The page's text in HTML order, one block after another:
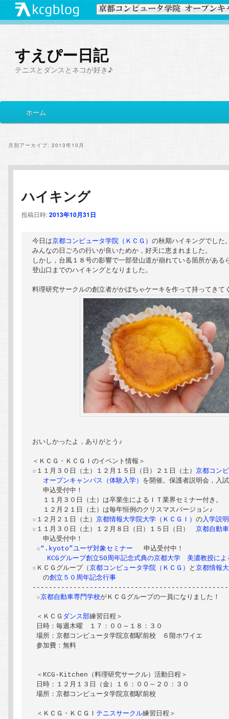
すえぴー日記
テニスとダンスとネコが好き♪
イ
メ
ン
ン
テ
ン
ツ
サ
コ
テ
ン
ツ
へ
ホーム
月別アーカイブ:2013年10月
ハイキング
投稿日時:2013年10月31日
今日は京都コンピュータ学院（ＫＣＧ）の秋期ハイキングでした
みんなの日ごろの行いが良いためか，好天に恵まれました。
しかし，台風１８号の影響で一部登山道が崩れている箇所がある
登山口までのハイキングとなりました。
おいしかったよ，ありがとう♪
＜ＫＣＧ・ＫＣＧＩのイベント情報＞
☆１１月３０日（土）１２月１５日（日）２１日（土）京都コン
オープンキャンパス（体験入学） を開催。保護者説明会，入
申込受付中！
１１月３０日（土）は卒業生によるＩＴ業界セミナー付き。
１２月２１日（土）は毎年恒例のクリスマスバージョン♪
☆１２月２１日（土）京都情報大学院大学（ＫＣＧＩ）の入学説
☆１１月３０日（土）１２月８日（日）１５日（日） 京都自動
申込受付中！
☆“.kyoto”ユーザ対象セミナー
申込受付中！
KCGグループ創立50周年記念式典の京都大学　美濃教授に
☆ＫＣＧグループ（京都コンピュータ学院（ＫＣＧ） と京都情報
の創立５０周年記念行事
☆京都自動車専門学校がＫＣＧグループの一員になりました！
＜ＫＣＧ ダンス部練習日程＞
日時：毎週木曜　１７：００～１８：３０
場所：京都コンピュータ学院京都駅前校　６階ホワイエ
参加費：無料
＜KCG-Kitchen（料理研究サークル）活動日程＞
日時：１２月１３日（金）１６：００～２０：３０
場所：京都コンピュータ学院京都駅前校
＜ＫＣＧ・ＫＣＧＩ テニスサークル練習日程＞